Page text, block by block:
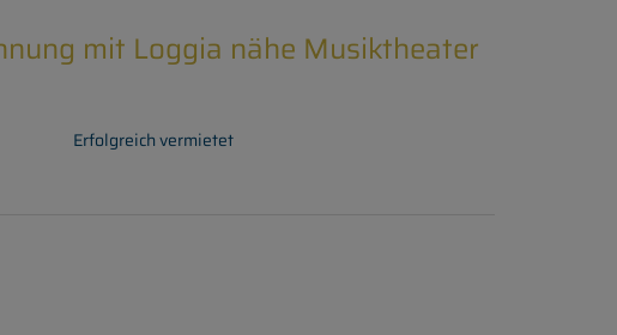
mit Loggia nähe Musiktheater
Erfolgreich vermietet